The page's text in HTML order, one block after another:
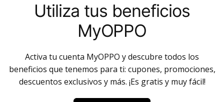
Utiliza tus beneficios
MyOPPO
Activa tu cuenta MyOPPO y descubre todos los
beneficios que tenemos para ti: cupones, promociones,
descuentos exclusivos y más. ¡Es gratis y muy fácil!